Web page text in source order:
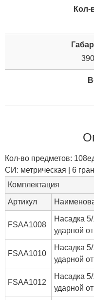
Кол-
Кол-во предметов:
СИ: метрическая | 6
Комплектация
Артикул
FSAA1008
Насадка
ударной
FSAA1010
Насадка
ударной
FSAA1012
Насадка
ударной